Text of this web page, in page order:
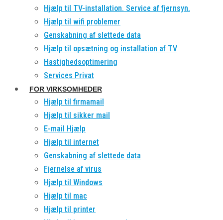
Hjælp til TV-installation. Service af fjernsyn.
Hjælp til wifi problemer
Genskabning af slettede data
Hjælp til opsætning og installation af TV
Hastighedsoptimering
Services Privat
FOR VIRKSOMHEDER
Hjælp til firmamail
Hjælp til sikker mail
E-mail Hjælp
Hjælp til internet
Genskabning af slettede data
Fjernelse af virus
Hjælp til Windows
Hjælp til mac
Hjælp til printer